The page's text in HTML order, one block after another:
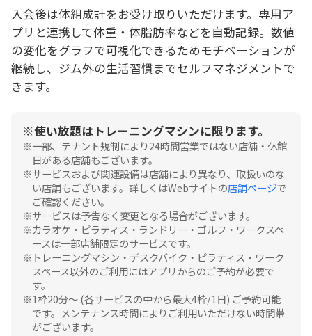
入会後は体組成計をお受け取りいただけます。専用ア
プリと連携して体重・体脂肪率などを自動記録。数値
の変化をグラフで可視化できるためモチベーションが
継続し、ジム外の生活習慣までセルフマネジメントで
きます。
使い放題はトレーニングマシンに限ります。
一部、テナント規制により24時間営業ではない店舗・休館
日がある店舗もございます。
サービスおよび関連設備は店舗により異なり、取扱いのな
い店舗もございます。詳しくはWebサイトの店舗ページで
ご確認ください。
サービスは予告なく変更となる場合がございます。
カラオケ・ピラティス・ランドリー・ゴルフ・ワークスペ
ースは一部店舗限定のサービスです。
トレーニングマシン・デスクバイク・ピラティス・ワーク
スペース以外のご利用にはアプリからのご予約が必要で
す。
1枠20分〜 (各サービスの中から最大4枠/1日) ご予約可能
です。メンテナンス時間によりご利用いただけない時間帯
がございます。